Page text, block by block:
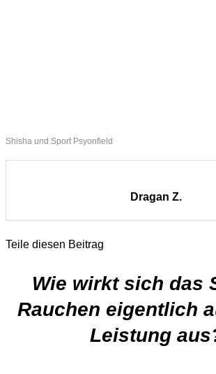
Shisha und Sport Psyonfield
Dragan Z.
Teile diesen Beitrag
Wie wirkt sich das
Rauchen eigentlich
Leistung